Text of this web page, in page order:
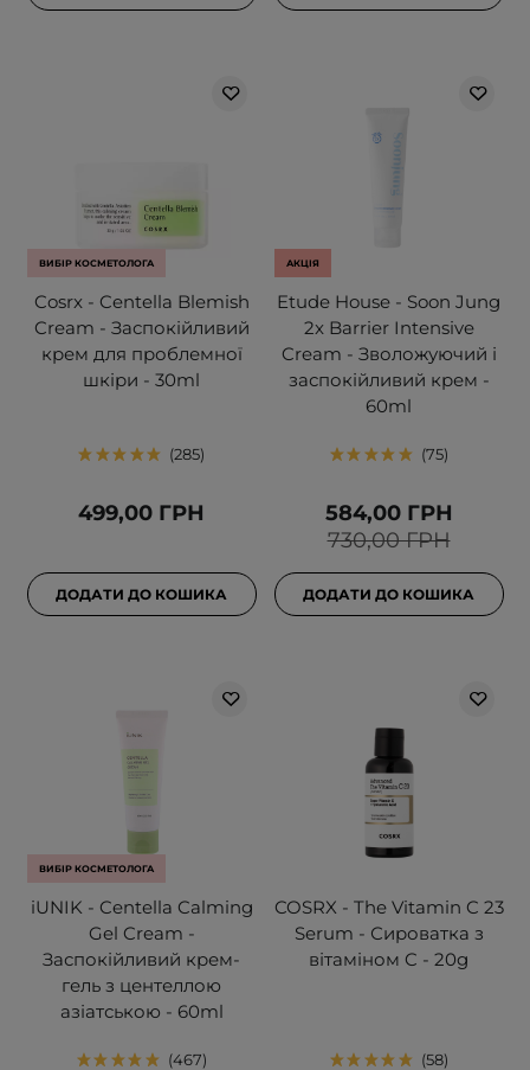
ВИБІР КОСМЕТОЛОГА
Cosrx - Centella Blemish
Cream - Заспокійливий
крем для проблемної
шкіри - 30ml
285
499,00 ГРН
ДОДАТИ ДО КОШИКА
АКЦІЯ
Etude House - Soon Jung
2x Barrier Intensive
Cream - Зволожуючий і
заспокійливий крем -
60ml
75
730,00 ГРН
584,00 ГРН
ДОДАТИ ДО КОШИКА
ВИБІР КОСМЕТОЛОГА
iUNIK - Centella Calming
Gel Cream -
Заспокійливий крем-
гель з центеллою
азіатською - 60ml
467
COSRX - The Vitamin C 23
Serum - Сироватка з
вітаміном C - 20g
58